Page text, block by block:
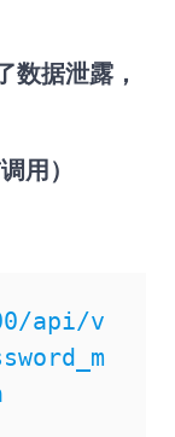
数据泄露，
用）
api/v